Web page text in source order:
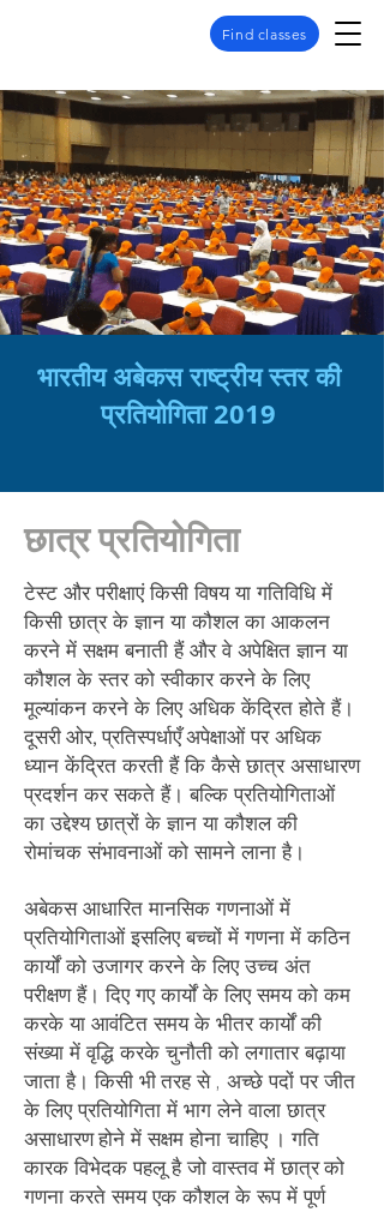
Find classes
भारतीय अबेकस राष्ट्रीय स्तर की
प्रतियोगिता 2019
छात्र प्रतियोगिता
टेस्ट और परीक्षाएं किसी विषय या गतिविधि में
किसी छात्र के ज्ञान या कौशल का आकलन
करने में सक्षम बनाती हैं और वे अपेक्षित ज्ञान या
कौशल के स्तर को स्वीकार करने के लिए
मूल्यांकन करने के लिए अधिक केंद्रित होते हैं।
दूसरी ओर, प्रतिस्पर्धाएँअपेक्षाओं पर अधिक
ध्यान केंद्रित करती हैं कि कैसे छात्र असाधारण
प्रदर्शन कर सकते हैं। बल्कि प्रतियोगिताओं
का उद्देश्य छात्रों के ज्ञान या कौशल की
रोमांचक संभावनाओं को सामने लाना है।
अबेकस आधारित मानसिक गणनाओं में
प्रतियोगिताओं इसलिए बच्चों में गणना में कठिन
कार्यों को उजागर करने के लिए उच्च अंत
परीक्षण हैं। दिए गए कार्यों के लिए समय को कम
करके या आवंटित समय के भीतर कार्यों की
संख्या में वृद्धि करके चुनौती को लगातार बढ़ाया
जाता है। किसी भी तरह से , अच्छे पदों पर जीत
के लिए प्रतियोगिता में भाग लेने वाला छात्र
असाधारण होने में सक्षम होना चाहिए । गति
कारक विभेदक पहलू है जो वास्तव में छात्र को
गणना करते समय एक कौशल के रूप में पूर्ण